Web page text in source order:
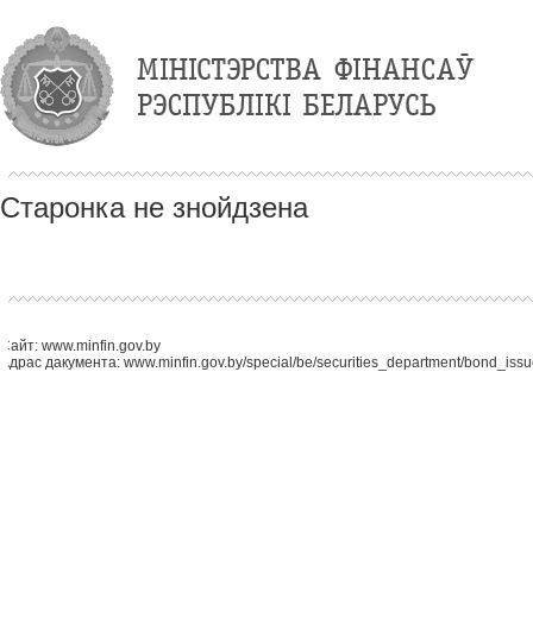
Старонка не знойдзена
Сайт: www.minfin.gov.by
Адрас дакумента: www.minfin.gov.by/special/be/securities_department/